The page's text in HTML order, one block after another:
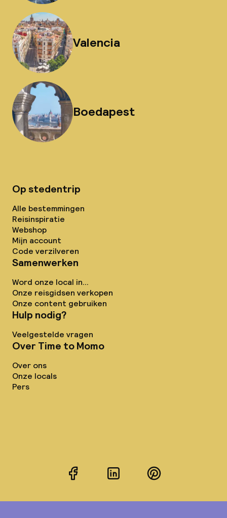
Valencia
Boedapest
Op stedentrip
Alle bestemmingen
Reisinspiratie
Webshop
Mijn account
Code verzilveren
Samenwerken
Word onze local in...
Onze reisgidsen verkopen
Onze content gebruiken
Hulp nodig?
Veelgestelde vragen
Over Time to Momo
Over ons
Onze locals
Pers
FacebookLinkedInPinterest